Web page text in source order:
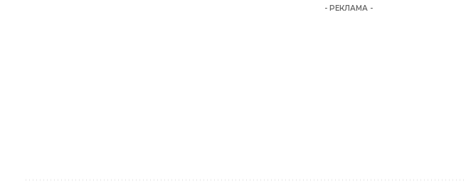
- РЕКЛАМА -